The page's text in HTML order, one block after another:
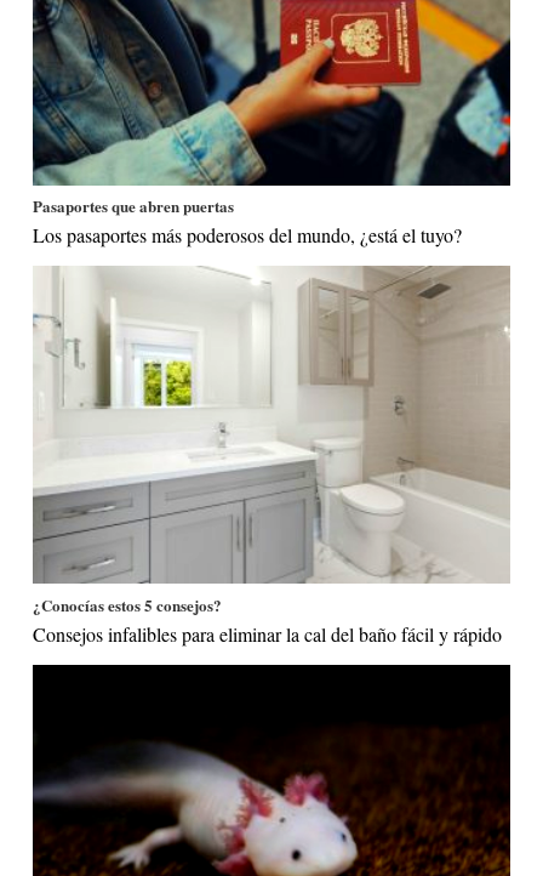
Pasaportes que abren puertas
Los pasaportes más poderosos del mundo, ¿está el tuyo?
¿Conocías estos 5 consejos?
Consejos infalibles para eliminar la cal del baño fácil y rápido